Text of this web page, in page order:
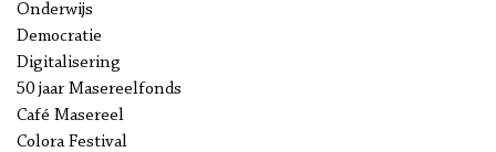
Onderwijs
Democratie
Digitalisering
50 jaar Masereelfonds
Café Masereel
Colora Festival